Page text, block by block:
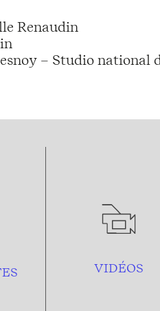
Renaudin
– Studio national
VIDÉOS